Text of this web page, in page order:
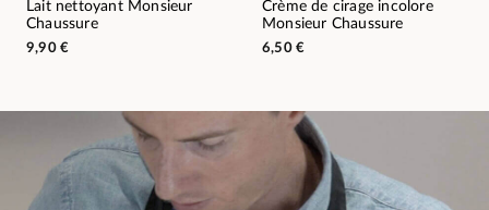
Lait nettoyant Monsieur
Chaussure
9,90 €
Crème de cirage incolore
Monsieur Chaussure
6,50 €